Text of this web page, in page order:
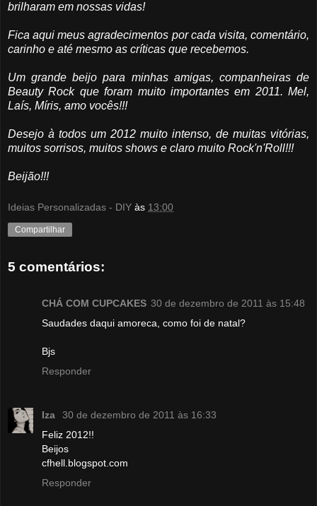
brilharam em nossas vidas!
Fica aqui meus agradecimentos por cada visita, comentário,
carinho e até mesmo as críticas que recebemos.
Um grande beijo para minhas amigas, companheiras de
Beauty Rock que foram muito importantes em 2011. Mel,
Laís, Míris, amo vocês!!!
Desejo à todos um 2012 muito intenso, de muitas vitórias,
muitos sorrisos, muitos shows e claro muito Rock'n'Roll!!!
Beijão!!!
Ideias Personalizadas - DIY às 13:00
Compartilhar
5 comentários:
CHÁ COM CUPCAKES 30 de dezembro de 2011 às 15:48
Saudades daqui amoreca, como foi de natal?
Bjs
Responder
Iza
30 de dezembro de 2011 às 16:33
Feliz 2012!!
Beijos
cfhell.blogspot.com
Responder